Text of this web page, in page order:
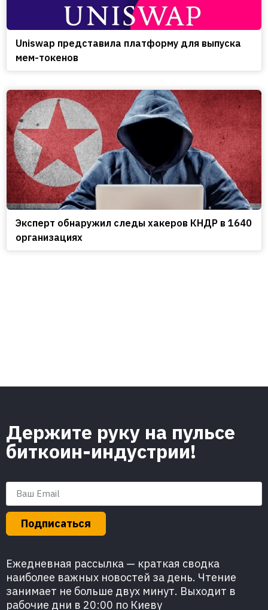
Uniswap представила платформу для выпуска
мем-токенов
Эксперт обнаружил следы хакеров КНДР в 1640
организациях
Держите руку на пульсе
биткоин-индустрии!
Подписаться
Ежедневная рассылка — краткая сводка
наиболее важных новостей за день. Чтение
занимает не больше двух минут. Выходит в
рабочие дни в 20:00 по Киеву